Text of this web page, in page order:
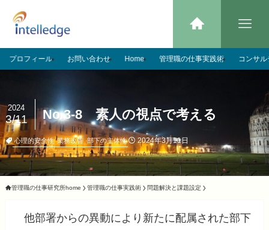
プロフィール お問い合わせ Home 管理職の仕事実践術 コンサ
No.3-8 素人の視点で考える
2024
3/11
心理的安全性 業務改善 部下の主体性 2024年3月11日
管理職の仕事研究所home 管理職の仕事実践術 問題解決と課題設定
他部署からの異動により新たに配属された部下